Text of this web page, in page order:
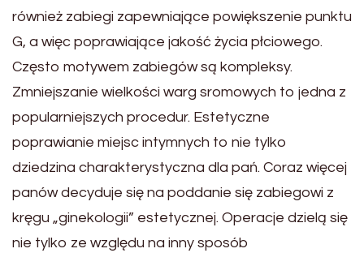
również zabiegi zapewniające powiększenie punktu
G, a więc poprawiające jakość życia płciowego.
Często motywem zabiegów są kompleksy.
Zmniejszanie wielkości warg sromowych to jedna z
popularniejszych procedur. Estetyczne
poprawianie miejsc intymnych to nie tylko
dziedzina charakterystyczna dla pań. Coraz więcej
panów decyduje się na poddanie się zabiegowi z
kręgu „ginekologii” estetycznej. Operacje dzielą się
nie tylko ze względu na inny sposób